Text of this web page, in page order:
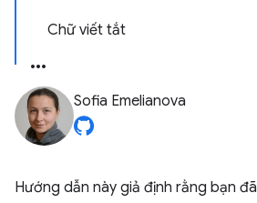
Chữ viết tắt
Sofia Emelianova
Hướng dẫn này giả định rằng bạn